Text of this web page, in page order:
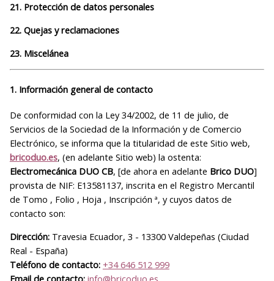
21. Protección de datos personales
22. Quejas y reclamaciones
23. Miscelánea
1. Información general de contacto
De conformidad con la Ley 34/2002, de 11 de julio, de
Servicios de la Sociedad de la Información y de Comercio
Electrónico, se informa que la titularidad de este Sitio web,
bricoduo.es, (en adelante Sitio web) la ostenta:
Electromecánica DUO CB, [de ahora en adelante Brico DUO]
provista de NIF: E13581137, inscrita en el Registro Mercantil
de Tomo , Folio , Hoja , Inscripción ª, y cuyos datos de
contacto son:
Dirección:Travesia Ecuador, 3 - 13300 Valdepeñas (Ciudad
Real - España)
Teléfono de contacto: +34 646 512 999
Email de contacto: info@bricoduo.es